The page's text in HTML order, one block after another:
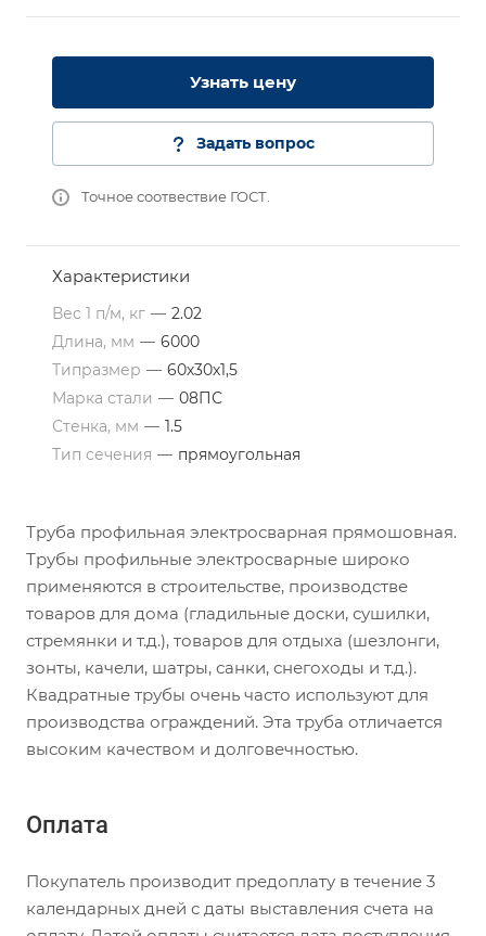
Узнать цену
Задать вопрос
Точное соотвествие ГОСТ.
Характеристики
Вес 1 п/м, кг — 2.02
Длина, мм — 6000
Типразмер — 60х30х1,5
Марка стали — 08ПС
Стенка, мм — 1.5
Тип сечения — прямоугольная
Труба профильная электросварная прямошовная.
Трубы профильные электросварные широко
применяются в строительстве, производстве
товаров для дома (гладильные доски, сушилки,
стремянки и т.д.), товаров для отдыха (шезлонги,
зонты, качели, шатры, санки, снегоходы и т.д.).
Квадратные трубы очень часто используют для
производства ограждений. Эта труба отличается
высоким качеством и долговечностью.
Оплата
Покупатель производит предоплату в течение 3
календарных дней с даты выставления счета на